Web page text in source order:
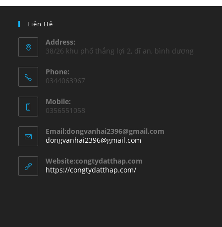
Liên Hệ
Address:
38/26 khu phố thắng lợi 2, dĩ an, bình dương
Phone:
0344063967
Mobile:
0356551058
Email:dongvanhai2396@gmail.com
dongvanhai2396@gmail.com
application
Website:congtydatthap.com
https://congtydatthap.com/